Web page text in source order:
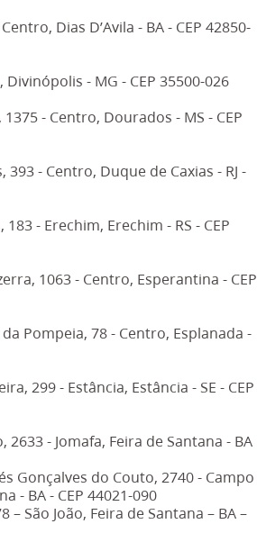
Dias D’Avila - BA - CEP 42850-
Divinópolis - MG - CEP 35500-026
- Centro, Dourados - MS - CEP
393 - Centro, Duque de Caxias - RJ -
- Erechim, Erechim - RS - CEP
1063 - Centro, Esperantina - CEP
Pompeia, 78 - Centro, Esplanada -
299 - Estância, Estância - SE - CEP
- Jomafa, Feira de Santana - BA
Gonçalves do Couto, 2740 - Campo
- BA - CEP 44021-090
– São João, Feira de Santana – BA –